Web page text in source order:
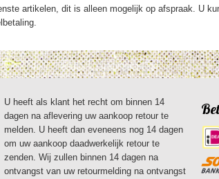
artikelen, dit is alleen mogelijk op afspraak. U
U heeft als klant het recht om binnen 14
dagen na aflevering uw aankoop retour te
melden. U heeft dan eveneens nog 14 dagen
om uw aankoop daadwerkelijk retour te
zenden. Wij zullen binnen 14 dagen na
ontvangst van uw retourmelding na ontvangst